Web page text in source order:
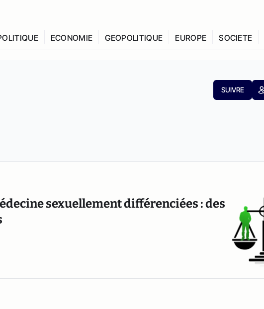
ECONOMIE GEOPOLITIQUE EUROPE SOCIETE
SUIVRE
sexuellement différenciées : des